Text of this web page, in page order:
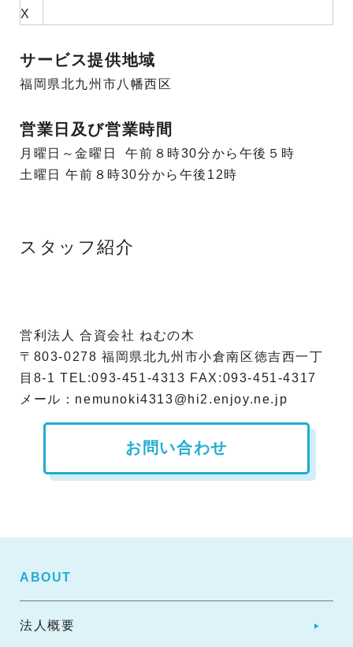
X
サービス提供地域
福岡県北九州市八幡西区
営業日及び営業時間
月曜日～金曜日 午前８時30分から午後５時
土曜日 午前８時30分から午後12時
スタッフ紹介
営利法人 合資会社 ねむの木
〒803-0278 福岡県北九州市小倉南区徳吉西一丁
目8-1 TEL:093-451-4313 FAX:093-451-4317
メール：nemunoki4313@hi2.enjoy.ne.jp
お問い合わせ
ABOUT
法人概要